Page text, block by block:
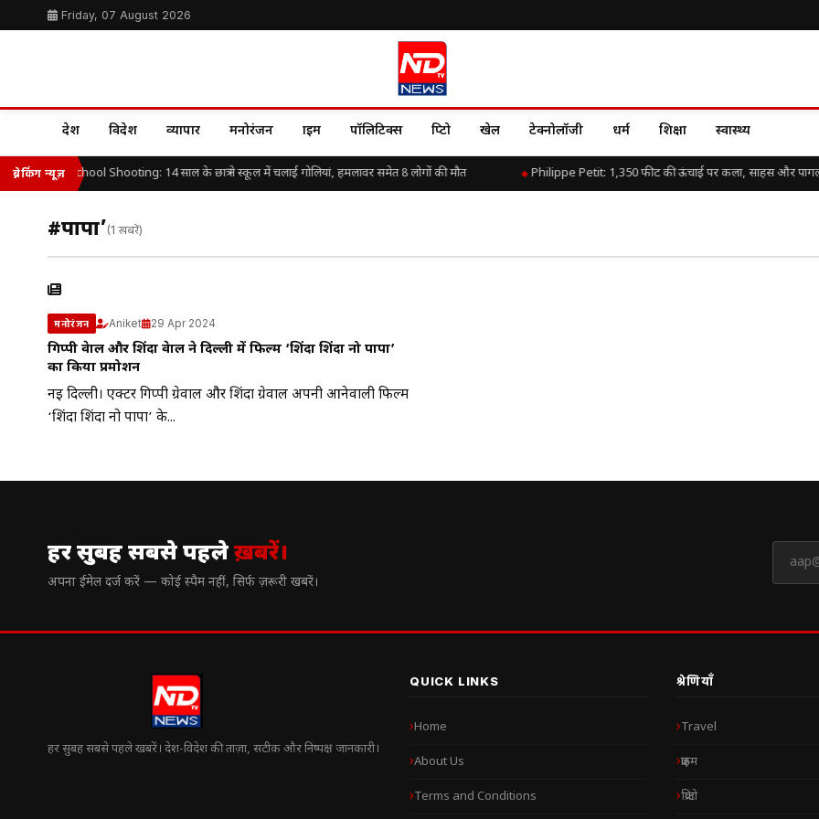
Friday, 07 August 2026
देश विदेश व्यापार मनोरंजन क्राइम पॉलिटिक्स क्रिप्टो खेल टेक्नोलॉजी धर्म शिक्षा स्वास्थ्य
ब्रेकिंग न्यूज़
Thailand School Shooting: 14 साल के छात्र ने स्कूल में चलाई गोलियां, हमलावर समेत 8 लोगों की मौत Philippe Petit: 1,350 फीट की ऊंचाई पर कला, साहस और
#पापा’(1 खबरें)
मनोरंजन Aniket 29 Apr 2024
गिप्पी ग्रेवाल और शिंदा ग्रेवाल ने दिल्ली में फिल्म ‘शिंदा शिंदा नो पापा’
का किया प्रमोशन
नई दिल्ली। एक्टर गिप्पी ग्रेवाल और शिंदा ग्रेवाल अपनी आनेवाली फिल्म
‘शिंदा शिंदा नो पापा’ के...
हर सुबह सबसे पहलेख़बरें।
अपना ईमेल दर्ज करें — कोई स्पैम नहीं, सिर्फ ज़रूरी खबरें।
हर सुबह सबसे पहले खबरें। देश-विदेश की ताज़ा, सटीक और निष्पक्ष जानकारी।
QUICK LINKS
Home
About Us
Terms and Conditions
श्रेणियाँ
Travel
क्राइम
क्रिप्टो